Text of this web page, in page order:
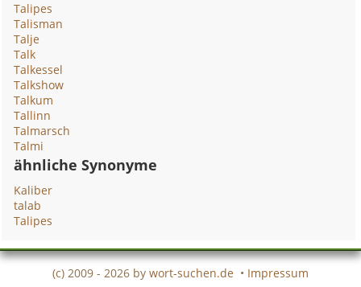
Talipes
Talisman
Talje
Talk
Talkessel
Talkshow
Talkum
Tallinn
Talmarsch
Talmi
ähnliche Synonyme
Kaliber
talab
Talipes
(c) 2009 - 2026 by wort-suchen.de • Impressum